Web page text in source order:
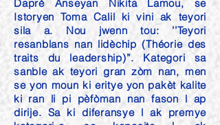
Daprè Anseyan Nikita Lamou, se
Istoryen Toma Calil ki vini ak teyori
sila a. Nou jwenn tou: ’’Teyori
resanblans nan lidèchip (Théorie des
traits du leadership)”. Kategori sa
sanble ak teyori gran zòm nan, men
se yon moun ki eritye yon pakèt kalite
ki ran li pi pèfòman nan fason l ap
dirije. Sa ki diferansye l ak premye